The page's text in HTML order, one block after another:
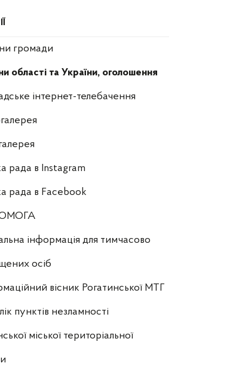
громади
області та України, оголошення
інтернет-телебачення
рада в Instagram
рада в Facebook
інформація для тимчасово
осіб
вісник Рогатинської МТГ
пунктів незламності
міської територіальної